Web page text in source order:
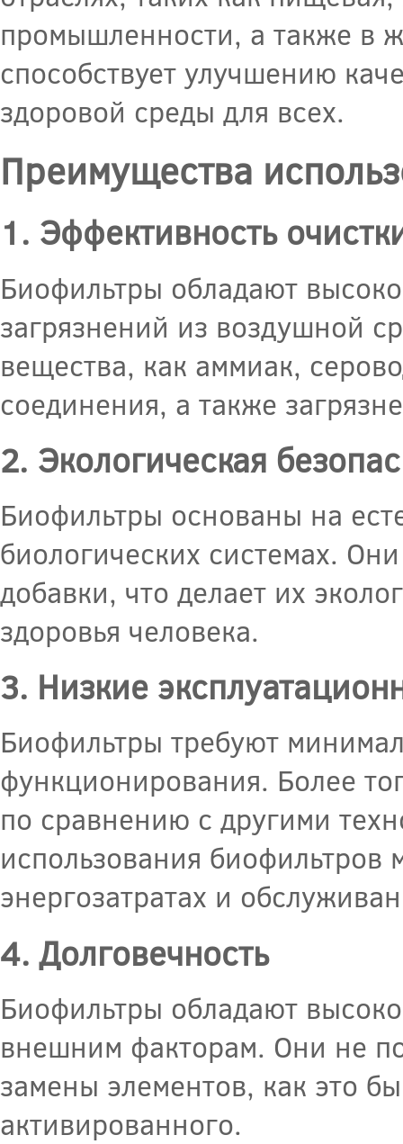
промышленности, а также в
способствует улучшению
здоровой среды для всех.
Преимущества
1. Эффективность
Биофильтры обладают
загрязнений из воздушной
вещества, как аммиак,
соединения, а также
2. Экологическая
Биофильтры основаны на
биологических системах.
добавки, что делает их
здоровья человека.
3. Низкие
Биофильтры требуют
функционирования. Более
по сравнению с другими
использования
энергозатратах и
4. Долговечность
Биофильтры обладают
внешним факторам. Они не
замены элементов, как это
активированного.